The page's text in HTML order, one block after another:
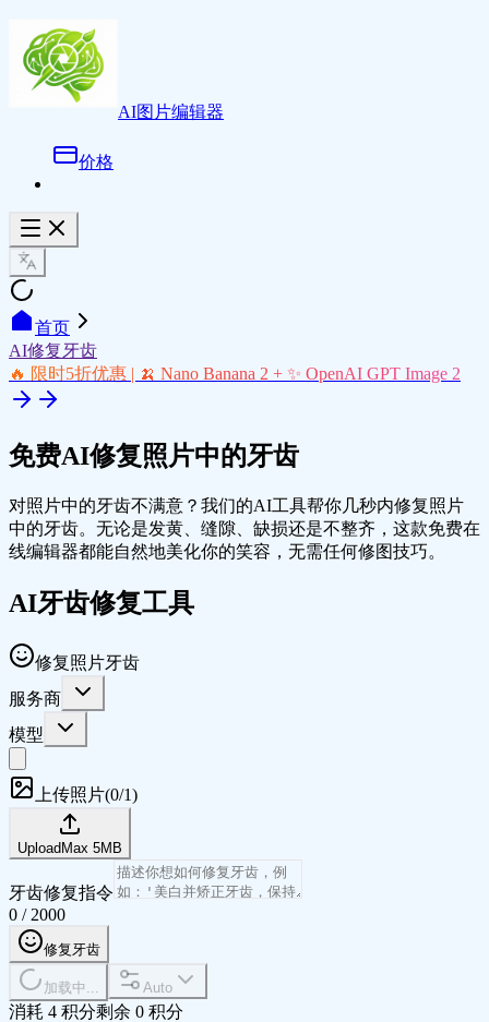
AI图片编辑器
价格
首页
AI修复牙齿
🔥 限时5折优惠 | 🍌 Nano Banana 2 + ✨ OpenAI GPT Image 2
免费AI修复照片中的牙齿
对照片中的牙齿不满意？我们的AI工具帮你几秒内修复照片
中的牙齿。无论是发黄、缝隙、缺损还是不整齐，这款免费在
线编辑器都能自然地美化你的笑容，无需任何修图技巧。
AI牙齿修复工具
修复照片牙齿
服务商
模型
上传照片(0/1)
UploadMax 5MB
牙齿修复指令
0 / 2000
修复牙齿
加载中... Auto
消耗 4 积分剩余 0 积分